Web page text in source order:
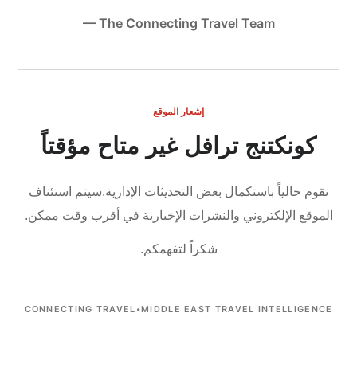
— The Connecting Travel Team
إشعار الموقع
كونكتنج ترافل غير متاح مؤقتاً
نقوم حالياً باستكمال بعض التحديثات الإدارية.سيتم استئناف
الموقع الإلكتروني والنشرات الإخبارية في أقرب وقت ممكن.
شكراً لتفهمكم.
CONNECTING TRAVEL •MIDDLE EAST TRAVEL INTELLIGENCE